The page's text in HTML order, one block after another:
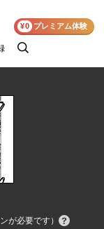
検
¥0 プレミアム体験
が必要です）